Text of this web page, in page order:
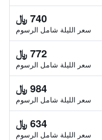
740 ﷼
سعر الليلة شامل الرسوم
772 ﷼
سعر الليلة شامل الرسوم
984 ﷼
سعر الليلة شامل الرسوم
634 ﷼
سعر الليلة شامل الرسوم